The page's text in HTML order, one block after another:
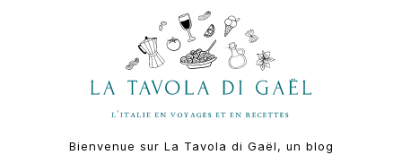
Bienvenue sur La Tavola di Gaël, un blog